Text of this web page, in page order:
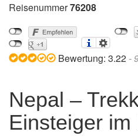
Reisenummer76208
Bewertung: 3.22 -
Nepal –
Einsteiger im